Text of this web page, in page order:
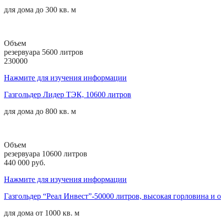
для дома до 300 кв. м
Объем
резервуара 5600 литров
230000
Нажмите для изучения информации
Газгольдер Лидер ТЭК, 10600 литров
для дома до 800 кв. м
Объем
резервуара 10600 литров
440 000 руб.
Нажмите для изучения информации
Газгольдер “Реал Инвест”-50000 литров, высокая горловина и
для дома от 1000 кв. м